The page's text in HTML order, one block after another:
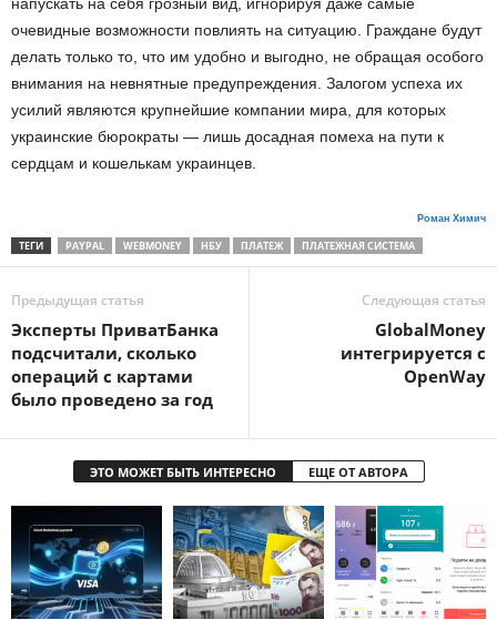
напускать на себя грозный вид, игнорируя даже самые
очевидные возможности повлиять на ситуацию. Граждане будут
делать только то, что им удобно и выгодно, не обращая особого
внимания на невнятные предупреждения. Залогом успеха их
усилий являются крупнейшие компании мира, для которых
украинские бюрократы — лишь досадная помеха на пути к
сердцам и кошелькам украинцев.
Роман Химич
ТЕГИ PAYPAL WEBMONEY НБУ ПЛАТЕЖ ПЛАТЕЖНАЯ СИСТЕМА
Предыдущая статья
Эксперты ПриватБанка
подсчитали, сколько
операций с картами
было проведено за год
Следующая статья
GlobalMoney
интегрируется с
OpenWay
ЭТО МОЖЕТ БЫТЬ ИНТЕРЕСНО ЕЩЕ ОТ АВТОРА